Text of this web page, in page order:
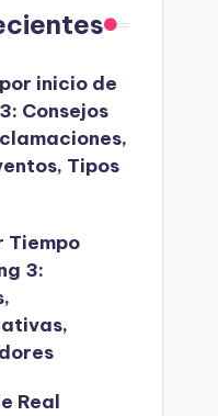
inicio de
Consejos
Tipos
Tiempo
3:
Real